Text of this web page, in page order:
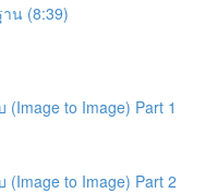
น (8:39)
to Image) Part 1
to Image) Part 2